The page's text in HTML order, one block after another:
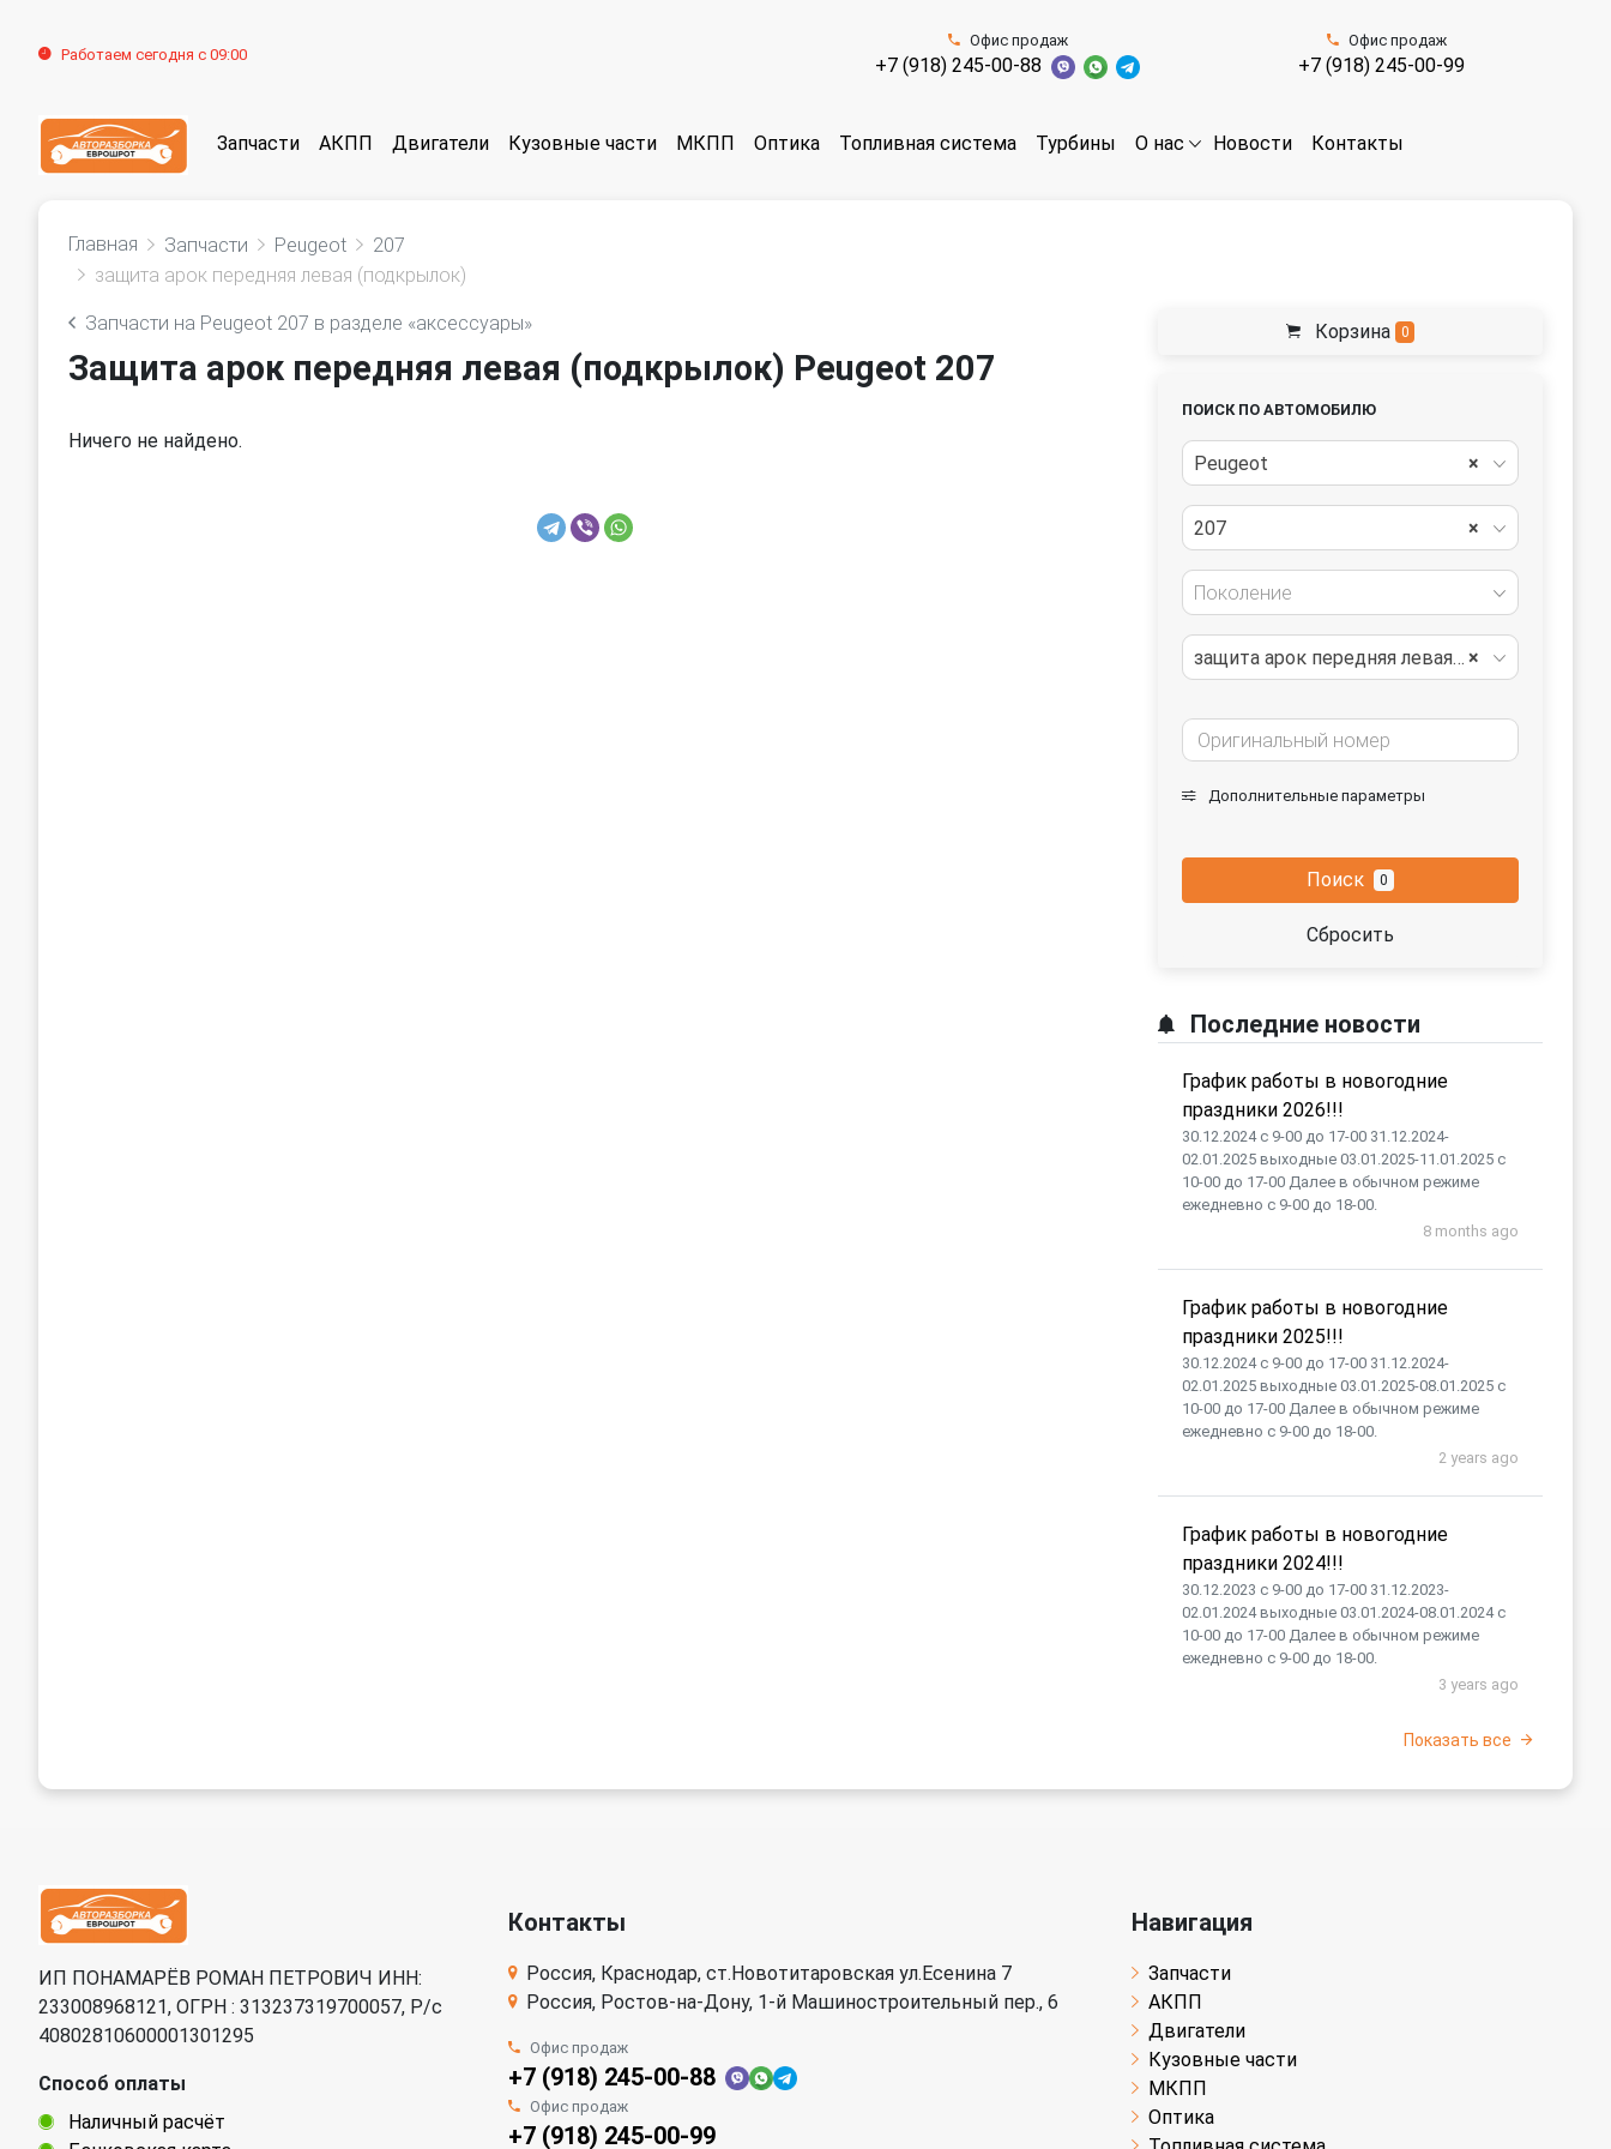
Работаем сегодня с 09:00
Офис продаж
+7 (918) 245-00-88
Офис продаж
+7 (918) 245-00-99
Запчасти АКПП Двигатели Кузовные части МКПП Оптика Топливная система Турбины О нас Новости Контакты
Главная Запчасти Peugeot
207
защита арок передняя левая (подкрылок)
Запчасти на Peugeot 207 в разделе «аксессуары»
Защита арок передняя левая (подкрылок) Peugeot 207
Ничего не найдено.
Корзина 0
ПОИСК ПО АВТОМОБИЛЮ
×
Peugeot
×
207
Поколение
×
защита арок передняя левая (подкрылок)
Дополнительные параметры
Поиск 0
Сбросить
Последние новости
График работы в новогодние
праздники 2026!!!
30.12.2024 с 9-00 до 17-00 31.12.2024-
02.01.2025 выходные 03.01.2025-11.01.2025 с
10-00 до 17-00 Далее в обычном режиме
ежедневно с 9-00 до 18-00.
8 months ago
График работы в новогодние
праздники 2025!!!
30.12.2024 с 9-00 до 17-00 31.12.2024-
02.01.2025 выходные 03.01.2025-08.01.2025 с
10-00 до 17-00 Далее в обычном режиме
ежедневно с 9-00 до 18-00.
2 years ago
График работы в новогодние
праздники 2024!!!
30.12.2023 с 9-00 до 17-00 31.12.2023-
02.01.2024 выходные 03.01.2024-08.01.2024 с
10-00 до 17-00 Далее в обычном режиме
ежедневно с 9-00 до 18-00.
3 years ago
Показать все
ИП ПОНАМАРЁВ РОМАН ПЕТРОВИЧ ИНН:
233008968121, ОГРН : 313237319700057, Р/c
40802810600001301295
Способ оплаты
Наличный расчёт
Контакты
Россия, Краснодар, ст.Новотитаровская ул.Есенина 7
Россия, Ростов-на-Дону, 1-й Машиностроительный пер., 6
Офис продаж
+7 (918) 245-00-88
Офис продаж
+7 (918) 245-00-99
Навигация
Запчасти
АКПП
Двигатели
Кузовные части
МКПП
Оптика